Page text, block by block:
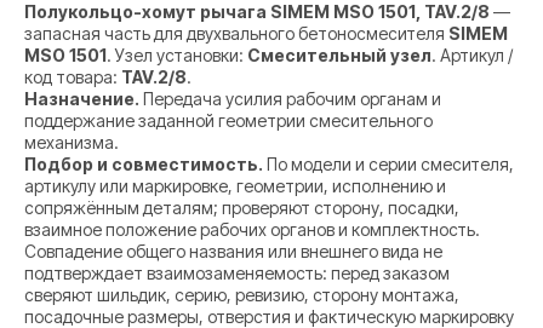
Полукольцо-хомут рычага SIMEM MSO 1501, TAV.2/8 —
запасная часть для двухвального бетоносмесителя SIMEM
MSO 1501. Узел установки: Смесительный узел. Артикул /
код товара: TAV.2/8.
Назначение. Передача усилия рабочим органам и
поддержание заданной геометрии смесительного
механизма.
Подбор и совместимость. По модели и серии смесителя,
артикулу или маркировке, геометрии, исполнению и
сопряжённым деталям; проверяют сторону, посадки,
взаимное положение рабочих органов и комплектность.
Совпадение общего названия или внешнего вида не
подтверждает взаимозаменяемость: перед заказом
сверяют шильдик, серию, ревизию, сторону монтажа,
посадочные размеры, отверстия и фактическую маркировку